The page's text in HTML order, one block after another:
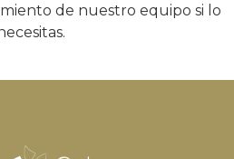
de nuestro equipo si lo